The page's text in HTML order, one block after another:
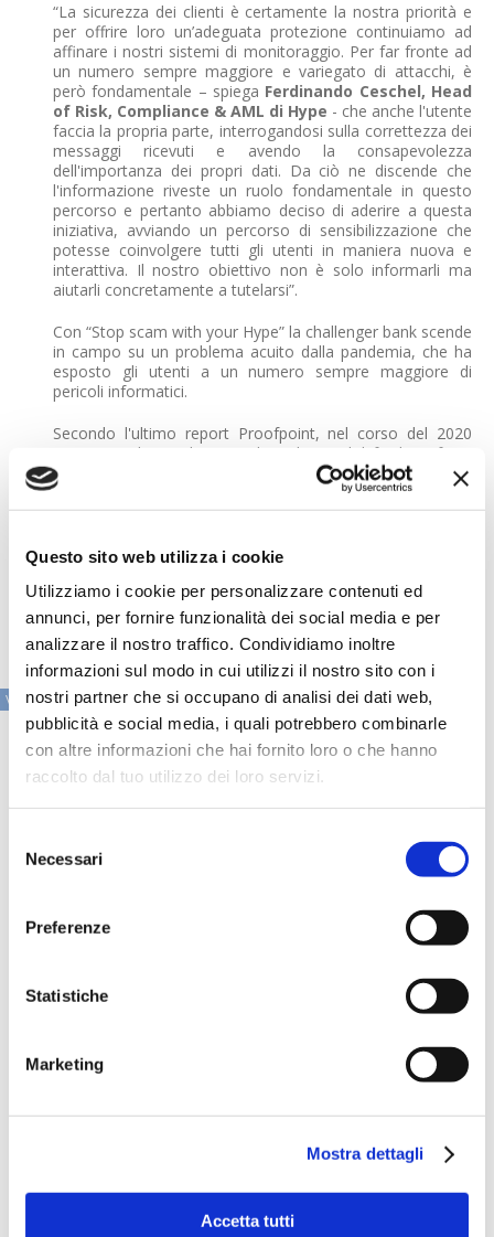
Questo sito web utilizza i cookie
Utilizziamo i cookie per personalizzare contenuti ed
annunci, per fornire funzionalità dei social media e per
analizzare il nostro traffico. Condividiamo inoltre
informazioni sul modo in cui utilizzi il nostro sito con i
nostri partner che si occupano di analisi dei dati web,
pubblicità e social media, i quali potrebbero combinarle
con altre informazioni che hai fornito loro o che hanno
raccolto dal tuo utilizzo dei loro servizi.
delNecessari
Preferenze
Statistiche
Marketing
Mostra dettagli
Accetta tutti
“La sicurezza dei clienti è certamente la nostra priorità e
per offrire loro un’adeguata protezione continuiamo ad
affinare i nostri sistemi di monitoraggio. Per far fronte ad
un numero sempre maggiore e variegato di attacchi, è
però fondamentale – spiega Ferdinando Ceschel, Head
of Risk, Compliance & AML di Hype - che anche l'utente
faccia la propria parte, interrogandosi sulla correttezza dei
messaggi ricevuti e avendo la consapevolezza
dell'importanza dei propri dati. Da ciò ne discende che
l'informazione riveste un ruolo fondamentale in questo
percorso e pertanto abbiamo deciso di aderire a questa
iniziativa, avviando un percorso di sensibilizzazione che
potesse coinvolgere tutti gli utenti in maniera nuova e
interattiva. Il nostro obiettivo non è solo informarli ma
aiutarli concretamente a tutelarsi”.
Con “Stop scam with your Hype” la challenger bank scende
in campo su un problema acuito dalla pandemia, che ha
esposto gli utenti a un numero sempre maggiore di
pericoli informatici.
Secondo l'ultimo report Proofpoint, nel corso del 2020
sono stati rilevati oltre 48 milioni di e-mail di frode, in forte
crescita rispetto al 2019. Inoltre, tra gennaio e giugno
2021 gli attacchi di smishing (frodi via SMS) sono
aumentati del 700% rispetto ai 6 mesi precedenti, con 1
l’importanza di informare e fare educazione, perché
spesso difficilmente individuabili a prima vista anche da
utenti più giovani ed evoluti.
VAI ALLA SEZIONE IN PRIMO PIANO
Banche per l'inclusione